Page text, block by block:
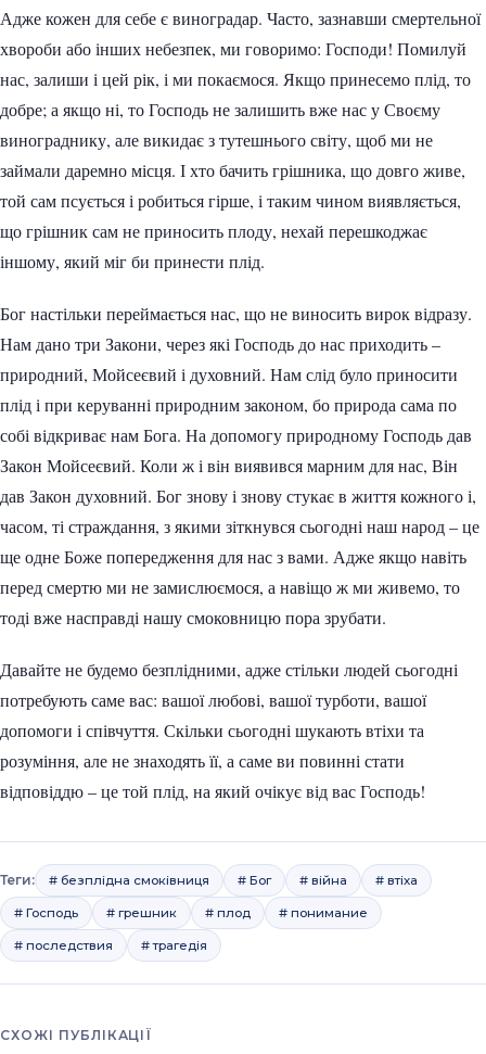
Адже кожен для себе є виноградар. Часто, зазнавши смертельної
хвороби або інших небезпек, ми говоримо: Господи! Помилуй
нас, залиши і цей рік, і ми покаємося. Якщо принесемо плід, то
добре; а якщо ні, то Господь не залишить вже нас у Своєму
винограднику, але викидає з тутешнього світу, щоб ми не
займали даремно місця. І хто бачить грішника, що довго живе,
той сам псується і робиться гірше, і таким чином виявляється,
що грішник сам не приносить плоду, нехай перешкоджає
іншому, який міг би принести плід.
Бог настільки переймається нас, що не виносить вирок відразу.
Нам дано три Закони, через які Господь до нас приходить –
природний, Мойсеєвий і духовний. Нам слід було приносити
плід і при керуванні природним законом, бо природа сама по
собі відкриває нам Бога. На допомогу природному Господь дав
Закон Мойсеєвий. Коли ж і він виявився марним для нас, Він
дав Закон духовний. Бог знову і знову стукає в життя кожного і,
часом, ті страждання, з якими зіткнувся сьогодні наш народ – це
ще одне Боже попередження для нас з вами. Адже якщо навіть
перед смертю ми не замислюємося, а навіщо ж ми живемо, то
тоді вже насправді нашу смоковницю пора зрубати.
Давайте не будемо безплідними, адже стільки людей сьогодні
потребують саме вас: вашої любові, вашої турботи, вашої
допомоги і співчуття. Скільки сьогодні шукають втіхи та
розуміння, але не знаходять її, а саме ви повинні стати
відповіддю – це той плід, на який очікує від вас Господь!
Теги: # безплідна смоківниця # Бог # війна # втіха
# Господь # грешник # плод # понимание
# последствия # трагедія
СХОЖІ ПУБЛІКАЦІЇ